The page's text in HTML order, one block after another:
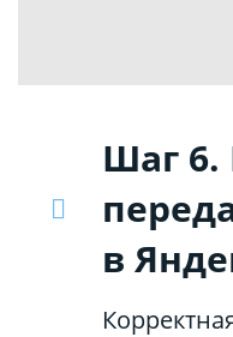
Шаг 6.
в